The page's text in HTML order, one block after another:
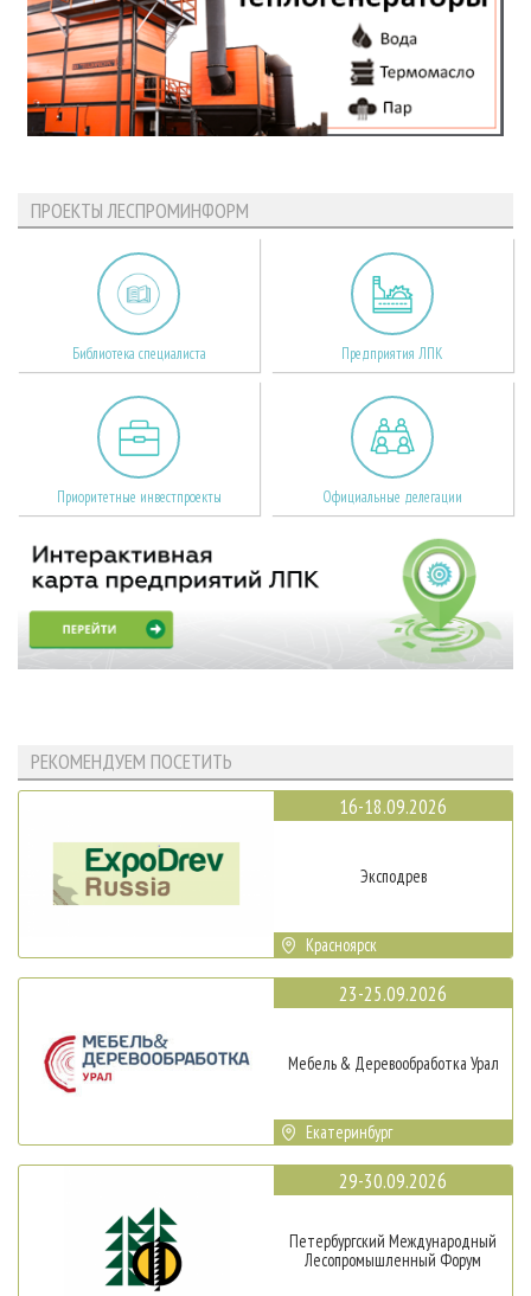
ПРОЕКТЫ ЛЕСПРОМИНФОРМ
Библиотека специалиста Предприятия ЛПК
Приоритетные инвестпроекты Официальные делегации
РЕКОМЕНДУЕМ ПОСЕТИТЬ
16-18.09.2026
Эксподрев
Красноярск
23-25.09.2026
Мебель & Деревообработка Урал
Екатеринбург
29-30.09.2026
Петербургский Международный
Лесопромышленный Форум